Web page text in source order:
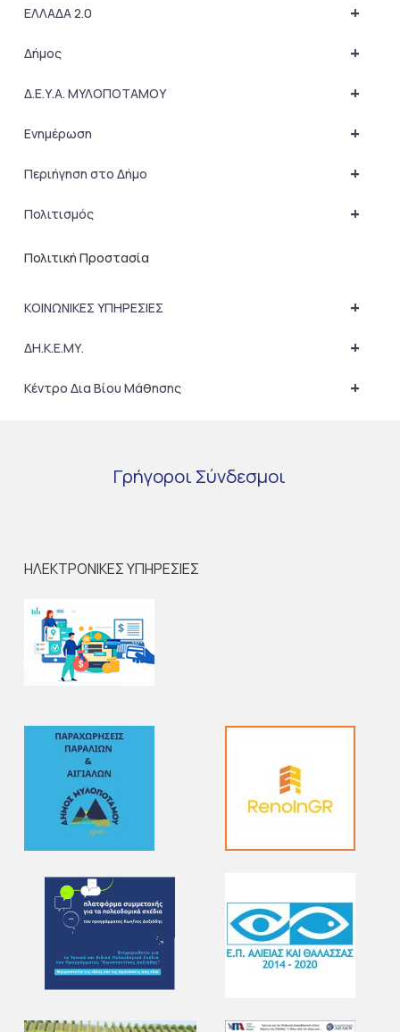
+
ΕΛΛΑΔΑ 2.0
+
Δήμος
+
Δ.Ε.Υ.Α. ΜΥΛΟΠΟΤΑΜΟΥ
+
Ενημέρωση
+
Περιήγηση στο Δήμο
+
Πολιτισμός
Πολιτική Προστασία
+
ΚΟΙΝΩΝΙΚΕΣ ΥΠΗΡΕΣΙΕΣ
+
ΔΗ.Κ.Ε.ΜΥ.
+
Κέντρο Δια Βίου Μάθησης
Γρήγοροι Σύνδεσμοι
ΗΛΕΚΤΡΟΝΙΚΕΣ ΥΠΗΡΕΣΙΕΣ